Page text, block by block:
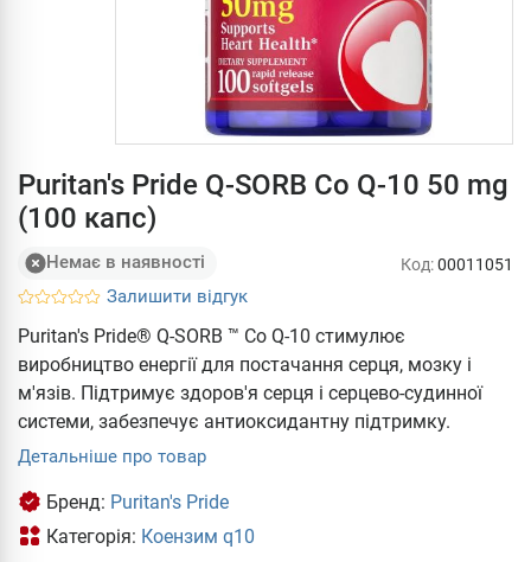
Puritan's Pride Q-SORB Co Q-10 50 mg
(100 капс)
Немає в наявності
Залишити відгук
Код:00011051
Puritan's Pride® Q-SORB ™ Co Q-10 стимулює
виробництво енергії для постачання серця, мозку і
м'язів. Підтримує здоров'я серця і серцево-судинної
системи, забезпечує антиоксидантну підтримку.
Детальніше про товар
Бренд: Puritan's Pride
Категорія: Коензим q10